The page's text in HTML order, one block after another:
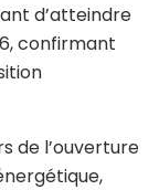
d’atteindre
confirmant
de l’ouverture